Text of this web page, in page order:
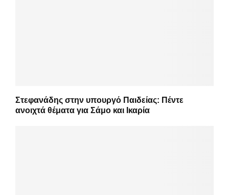
Στεφανάδης στην υπουργό Παιδείας: Πέντε
ανοιχτά θέματα για Σάμο και Ικαρία